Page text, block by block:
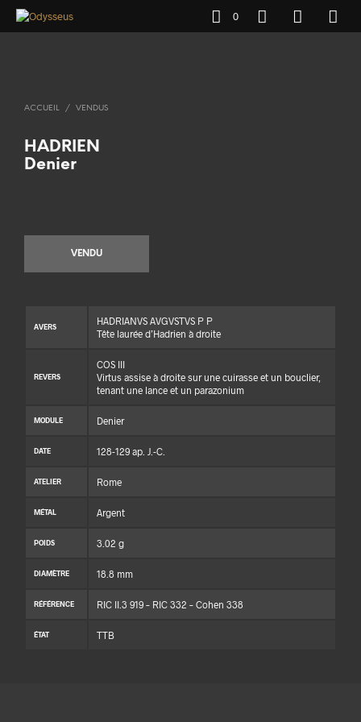
0
ACCUEIL / VENDUS
HADRIEN
Denier
VENDU
AVERS
HADRIANVS AVGVSTVS P P
Tête laurée d’Hadrien à droite
REVERS
COS III
Virtus assise à droite sur une cuirasse et un bouclier,
tenant une lance et un parazonium
MODULE Denier
DATE 128-129 ap. J.-C.
ATELIER Rome
MÉTAL Argent
POIDS 3.02 g
DIAMÈTRE 18.8 mm
RÉFÉRENCE RIC II.3 919 – RIC 332 – Cohen 338
ÉTAT TTB